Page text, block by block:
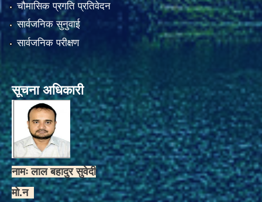
चौमासिक प्रगति प्रतिवेदन
सार्वजनिक सुनुवाई
सार्वजनिक परीक्षण
सूचना अधिकारी
नामः लाल बहादुर सुवेदी
मो.न